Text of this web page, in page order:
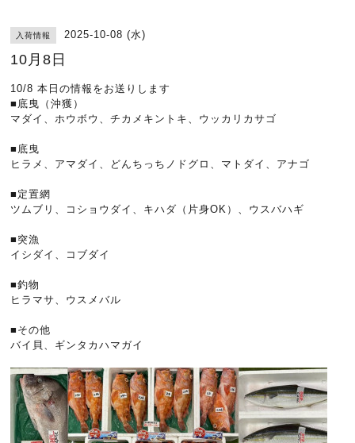
入荷情報 2025-10-08 (水)
10月8日
10/8 本日の情報をお送りします
■底曳（沖獲）
マダイ、ホウボウ、チカメキントキ、ウッカリカサゴ
■底曳
ヒラメ、アマダイ、どんちっちノドグロ、マトダイ、アナゴ
■定置網
ツムブリ、コショウダイ、キハダ（片身OK）、ウスバハギ
■突漁
イシダイ、コブダイ
■釣物
ヒラマサ、ウスメバル
■その他
バイ貝、ギンタカハマガイ